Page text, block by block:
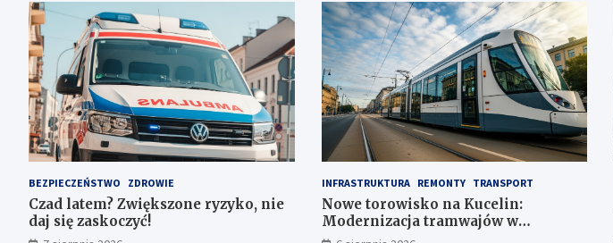
BEZPIECZEŃSTWO ZDROWIE
Czad latem? Zwiększone ryzyko, nie
daj się zaskoczyć!
INFRASTRUKTURA REMONTY TRANSPORT
Nowe torowisko na Kucelin:
Modernizacja tramwajów w
Częstochowie już wkrótce!